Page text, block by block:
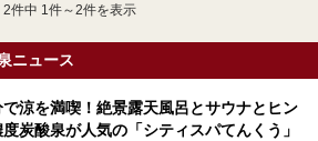
2件中 1件～2件を表示
ニュース
涼を満喫！絶景露天風呂とサウナとヒン
炭酸泉が人気の「シティスパてんくう」